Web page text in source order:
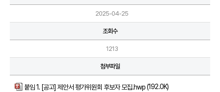
2025-04-25
조회수
1213
첨부파일
붙임 1. [공고] 제안서 평가위원회 후보자 모집.hwp(192.0K)